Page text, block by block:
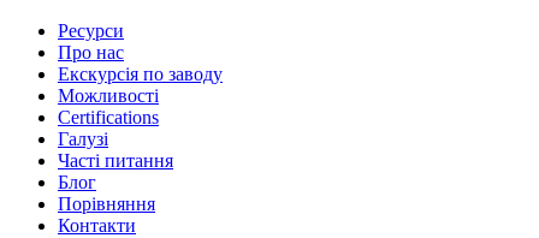
Ресурси
Про нас
Екскурсія по заводу
Можливості
Certifications
Галузі
Часті питання
Блог
Порівняння
Контакти